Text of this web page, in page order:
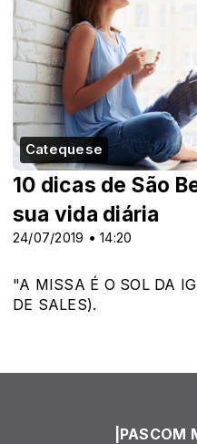
Catequese
24/07/2019 • 14:20
10 dicas de São
sua vida diária
"A MISSA É O SOL DA
DE SALES).
|PASCOM